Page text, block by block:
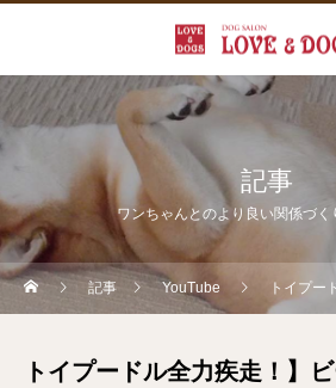
記事
ワンちゃんとのより良い関係づく
記事 YouTube トイプードル全力疾走！
トイプードル全力疾走！】